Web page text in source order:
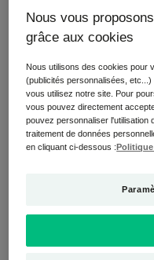
BIOLOGY AC une
(boutons, excès de
sur le microbiome
l’équilibre.
Sérum
Nous vous
grâce aux cookies
Nous utilisons des cookies pour
(publicités personnalisées,
vous utilisez notre site. Pour
vous pouvez directement
pouvez personnaliser l'utilisation
traitement de données
en cliquant ci-dessous :